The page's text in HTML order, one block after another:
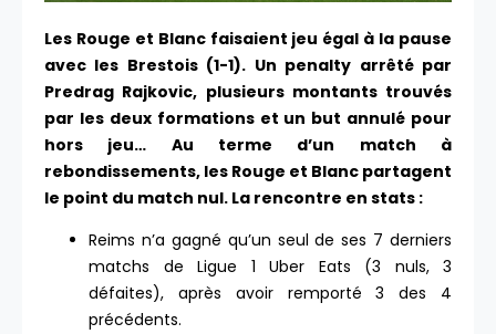
Les Rouge et Blanc faisaient jeu égal à la pause
avec les Brestois (1-1). Un penalty arrêté par
Predrag Rajkovic, plusieurs montants trouvés
par les deux formations et un but annulé pour
hors jeu… Au terme d’un match à
rebondissements, les Rouge et Blanc partagent
le point du match nul. La rencontre en stats :
Reims n’a gagné qu’un seul de ses 7 derniers
matchs de Ligue 1 Uber Eats (3 nuls, 3
défaites), après avoir remporté 3 des 4
précédents.